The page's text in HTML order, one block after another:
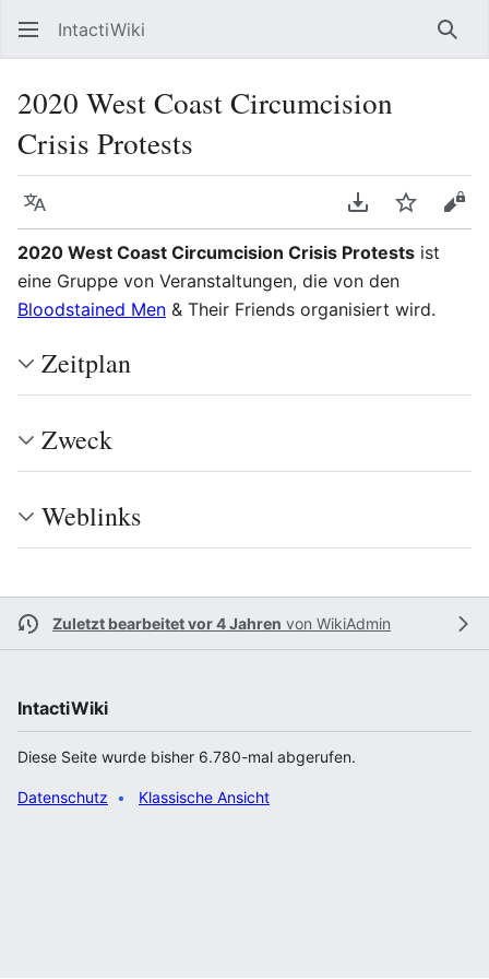
IntactiWiki
2020 West Coast Circumcision
Crisis Protests
Sprache PDF
2020 West Coast Circumcision Crisis Protests ist
eine Gruppe von Veranstaltungen, die von den
Bloodstained Men & Their Friends organisiert wird.
Zeitplan
Zweck
Weblinks
Zuletzt bearbeitet vor 4 Jahren von WikiAdmin
IntactiWiki
Diese Seite wurde bisher 6.780-mal abgerufen.
Datenschutz Klassische Ansicht